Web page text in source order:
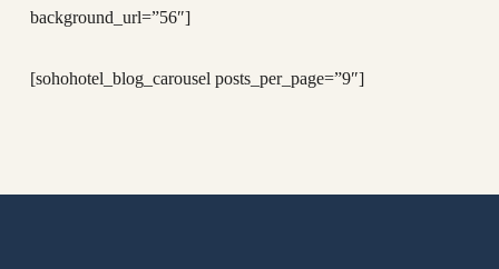
background_url=”56″]
[sohohotel_blog_carousel posts_per_page=”9″]